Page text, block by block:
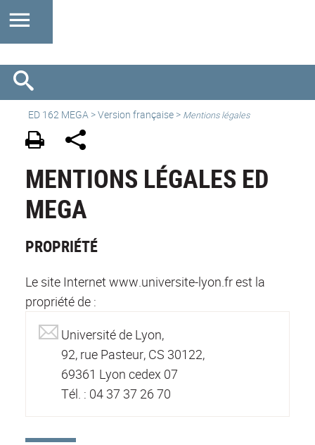
ED 162 MEGA >Version française > Mentions légales
MENTIONS LÉGALES ED
MEGA
PROPRIÉTÉ
Le site Internet www.universite-lyon.fr est la
propriété de :
Université de Lyon,
92, rue Pasteur, CS 30122,
69361 Lyon cedex 07
Tél. : 04 37 37 26 70